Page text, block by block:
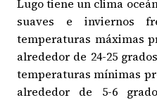
Lugo tiene un clima
suaves e inviernos
temperaturas máximas
alrededor de 24-25
temperaturas mínimas
alrededor de 5-6